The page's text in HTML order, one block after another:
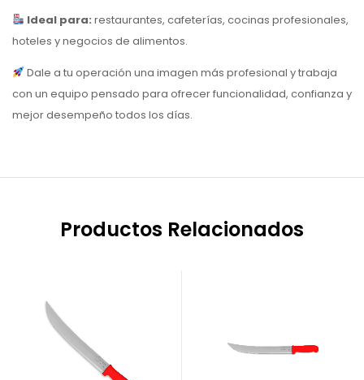
Ideal para: restaurantes, cafeterías, cocinas profesionales,
hoteles y negocios de alimentos.
Dale a tu operación una imagen más profesional y trabaja
con un equipo pensado para ofrecer funcionalidad, confianza y
mejor desempeño todos los días.
Productos Relacionados